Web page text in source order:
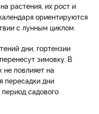
растения, их рост и
ориентируются
с лунным циклом.
дни, гортензии
зимовку. В
повлияет на
пересадки дни
садового